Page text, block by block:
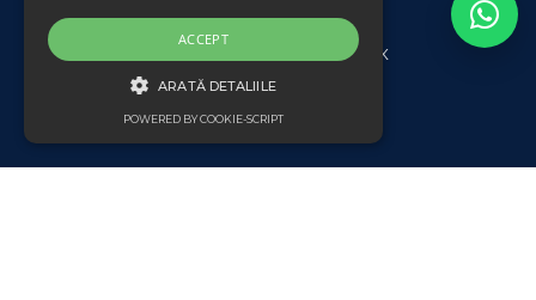
Sucursala: Falticeni
IBAN: RO42 BTRL 0340 1202 3804 56XX
ACCEPT
ARATĂ DETALIILE
DE TARGETARE
POWERED BY COOKIE-SCRIPT